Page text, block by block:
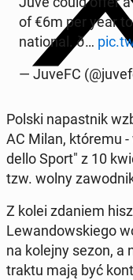
of €6m per year
na­tion­al. ð…
— JuveFC
Polski na­past­nik
AC Milan, któremu
dello Sport" z 10
tzw. wolny
Z kolei zdaniem
Lewandowskiego
na kolejny sezon,
trak­tu mają być